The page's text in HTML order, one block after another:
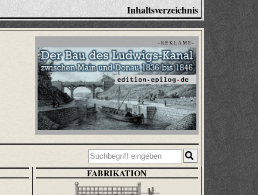
Inhaltsverzeichnis
- R E K L A M E -
FABRIKATION